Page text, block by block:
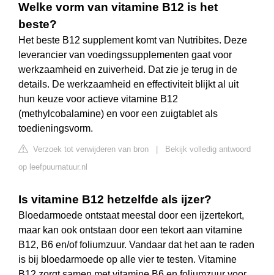
Welke vorm van vitamine B12 is het
beste?
Het beste B12 supplement komt van Nutribites. Deze
leverancier van voedingssupplementen gaat voor
werkzaamheid en zuiverheid. Dat zie je terug in de
details. De werkzaamheid en effectiviteit blijkt al uit
hun keuze voor actieve vitamine B12
(methylcobalamine) en voor een zuigtablet als
toedieningsvorm.
Verzoek tot verwijderen van bron
Bekijk volledig antwoord
op leefpuurnatuur.nl
Is vitamine B12 hetzelfde als ijzer?
Bloedarmoede ontstaat meestal door een ijzertekort,
maar kan ook ontstaan door een tekort aan vitamine
B12, B6 en/of foliumzuur. Vandaar dat het aan te raden
is bij bloedarmoede op alle vier te testen. Vitamine